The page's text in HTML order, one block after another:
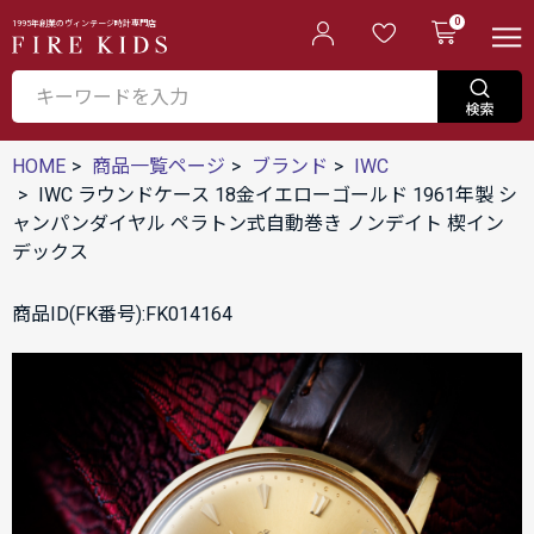
1995年創業のヴィンテージ時計専門店 0
HOME 商品一覧ページ ブランド
IWC
IWC ラウンドケース 18金イエローゴールド 1961年製 シ
ャンパンダイヤル ペラトン式自動巻き ノンデイト 楔イン
デックス
商品ID(FK番号):FK014164